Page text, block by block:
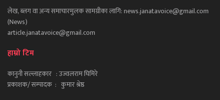
लेख, ब्लग वा अन्य समाचारमुलक सामग्रीका लागि: news.janatavoice@gmail.com
(News)
article.janatavoice@gmail.com
हाम्रो टिम
कानुनी सल्लाहकार : उज्वलराम घिमिरे
प्रकाशक/ सम्पादक : कुमार श्रेष्ठ